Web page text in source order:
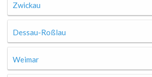
Zwickau
Dessau-Roßlau
Weimar